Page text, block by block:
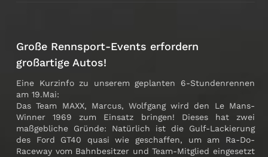
Große Rennsport-Events erfordern
großartige Autos!
Eine Kurzinfo zu unserem geplanten 6-Stundenrennen
am 19.Mai:
Das Team MAXX, Marcus, Wolfgang wird den Le Mans-
Winner 1969 zum Einsatz bringen! Dieses hat zwei
maßgebliche Gründe: Natürlich ist die Gulf-Lackierung
des Ford GT40 quasi wie geschaffen, um am Ra-Do-
Raceway vom Bahnbesitzer und Team-Mitglied eingesetzt